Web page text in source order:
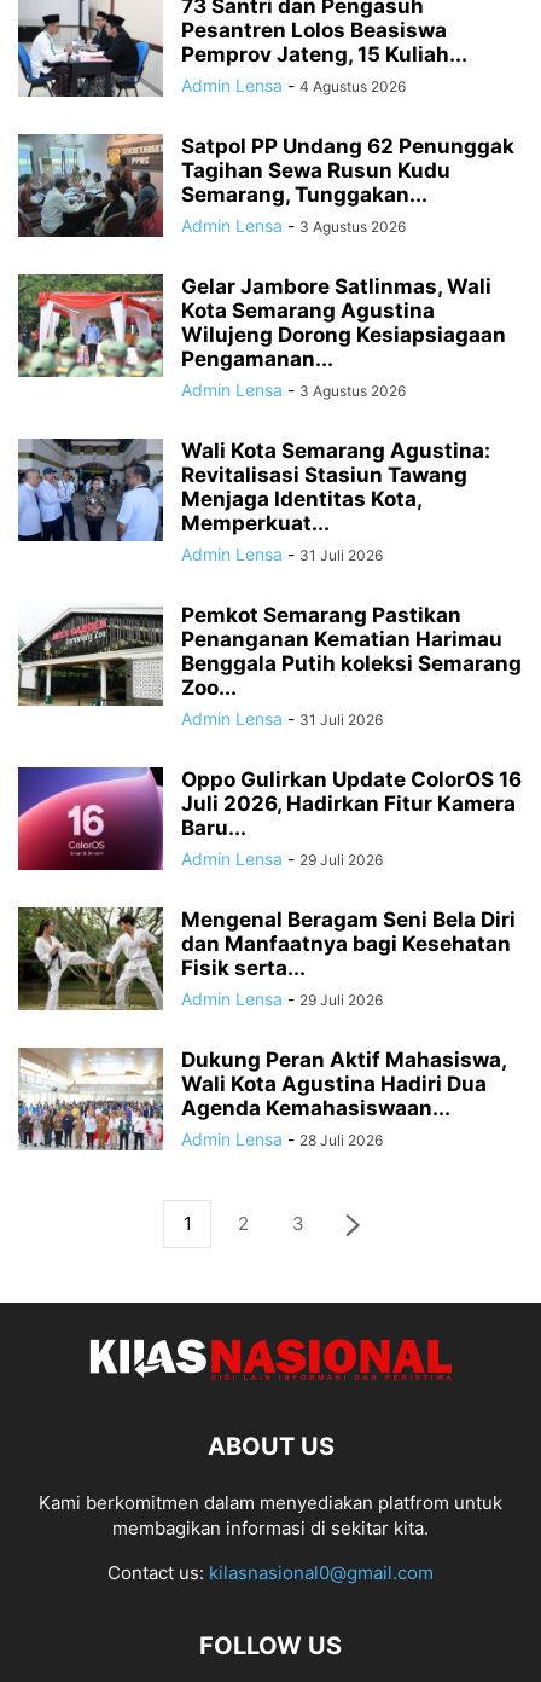
73 Santri dan Pengasuh
Pesantren Lolos Beasiswa
Pemprov Jateng, 15 Kuliah...
Admin Lensa - 4 Agustus 2026
Satpol PP Undang 62 Penunggak
Tagihan Sewa Rusun Kudu
Semarang, Tunggakan...
Admin Lensa - 3 Agustus 2026
Gelar Jambore Satlinmas, Wali
Kota Semarang Agustina
Wilujeng Dorong Kesiapsiagaan
Pengamanan...
Admin Lensa - 3 Agustus 2026
Wali Kota Semarang Agustina:
Revitalisasi Stasiun Tawang
Menjaga Identitas Kota,
Memperkuat...
Admin Lensa - 31 Juli 2026
Pemkot Semarang Pastikan
Penanganan Kematian Harimau
Benggala Putih koleksi Semarang
Zoo...
Admin Lensa - 31 Juli 2026
Oppo Gulirkan Update ColorOS 16
Juli 2026, Hadirkan Fitur Kamera
Baru...
Admin Lensa - 29 Juli 2026
Mengenal Beragam Seni Bela Diri
dan Manfaatnya bagi Kesehatan
Fisik serta...
Admin Lensa - 29 Juli 2026
Dukung Peran Aktif Mahasiswa,
Wali Kota Agustina Hadiri Dua
Agenda Kemahasiswaan...
Admin Lensa - 28 Juli 2026
1 2 3
ABOUT US
Kami berkomitmen dalam menyediakan platfrom untuk
membagikan informasi di sekitar kita.
Contact us: kilasnasional0@gmail.com
FOLLOW US